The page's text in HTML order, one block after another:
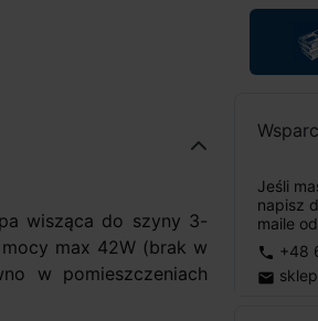
Jeśli
napisz
maile
phone +48
email
wisząca do szyny 3-
max 42W (brak w
w pomieszczeniach